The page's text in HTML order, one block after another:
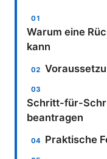
Warum eine
kann
Schritt-für-
beantragen
Praktische